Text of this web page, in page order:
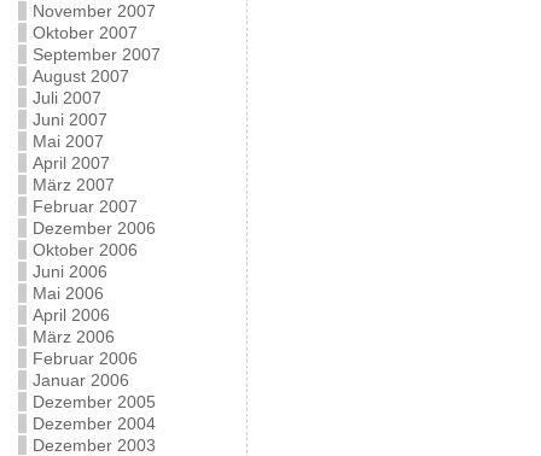
November 2007
Oktober 2007
September 2007
August 2007
Juli 2007
Juni 2007
Mai 2007
April 2007
März 2007
Februar 2007
Dezember 2006
Oktober 2006
Juni 2006
Mai 2006
April 2006
März 2006
Februar 2006
Januar 2006
Dezember 2005
Dezember 2004
Dezember 2003